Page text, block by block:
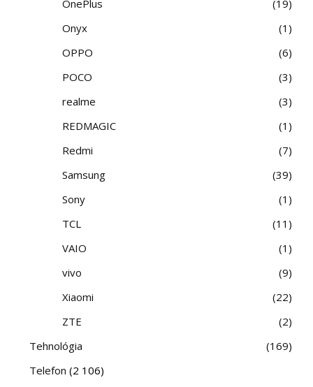
OnePlus
19
Onyx
1
OPPO
6
POCO
3
realme
3
REDMAGIC
1
Redmi
7
Samsung
39
Sony
1
TCL
11
VAIO
1
vivo
9
Xiaomi
22
ZTE
2
Tehnológia
169
Telefon (2 106)